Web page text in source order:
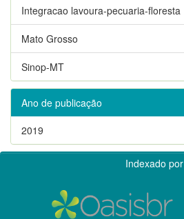
Integracao lavoura-pecuaria-floresta
Mato Grosso
Sinop-MT
Ano de publicação
2019
Indexado por